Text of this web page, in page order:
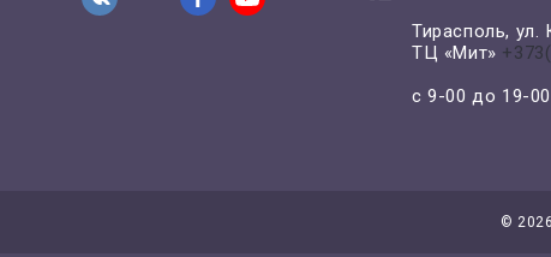
Тирасполь,
ТЦ «Мит»
с 9-00 до 19-
©